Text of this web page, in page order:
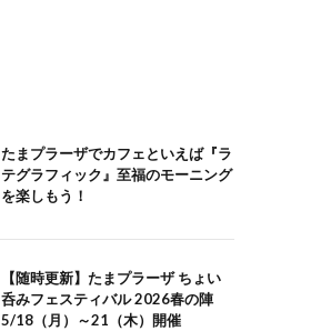
たまプラーザでカフェといえば『ラ
テグラフィック』至福のモーニング
を楽しもう！
【随時更新】たまプラーザ ちょい
呑みフェスティバル 2026春の陣
5/18（月）～21（木）開催